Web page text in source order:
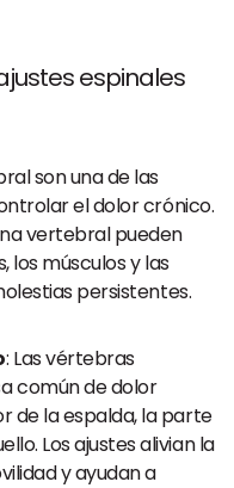
espinales
son una de las
el dolor crónico.
vertebral pueden
los músculos y las
persistentes.
: Las vértebras
común de dolor
de la espalda, la parte
Los ajustes alivian la
y ayudan a